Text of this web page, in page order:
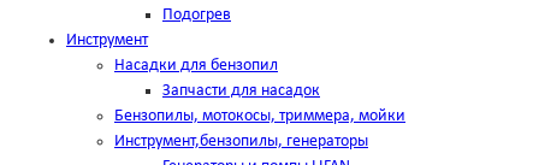
Подогрев
Инструмент
Насадки для бензопил
Запчасти для насадок
Бензопилы, мотокосы, триммера, мойки
Инструмент,бензопилы, генераторы